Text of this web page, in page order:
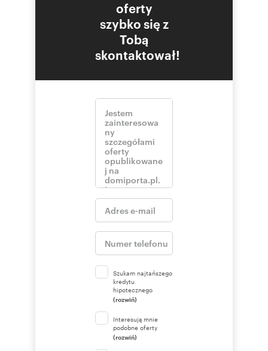
oferty
szybko się z
Tobą
skontaktował!
Szukam najtańszego
kredytu
hipotecznego
(rozwiń)
Interesują mnie
podobne oferty
(rozwiń)